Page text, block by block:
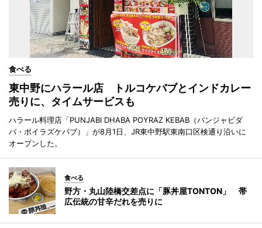
食べる
東中野にハラール店 トルコケバブとインドカレー
売りに、タイムサービスも
ハラール料理店「PUNJABI DHABA POYRAZ KEBAB（パンジャビダ
バ・ポイラズケバブ）」が8月1日、JR東中野駅東南口区検通り沿いに
オープンした。
食べる
野方・丸山陸橋交差点に「豚丼屋TONTON」 帯
広伝統の甘辛だれを売りに